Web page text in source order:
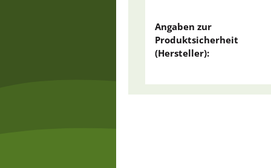
Angaben zur
Produktsicherheit
(Hersteller):